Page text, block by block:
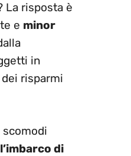
La risposta è
e minor
in
risparmi
l’imbarco di